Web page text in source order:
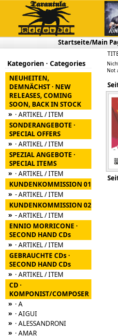
Startseite/Main
Kategorien · Categories
NEUHEITEN,
DEMNÄCHST · NEW
RELEASES, COMING
SOON, BACK IN STOCK
» · ARTIKEL / ITEM
SONDERANGEBOTE ·
SPECIAL OFFERS
» · ARTIKEL / ITEM
SPEZIAL ANGEBOTE ·
SPECIAL ITEMS
» · ARTIKEL / ITEM
KUNDENKOMMISSION 01
» - ARTIKEL / ITEM
KUNDENKOMMISSION 02
» - ARTIKEL / ITEM
ENNIO MORRICONE ·
SECOND HAND CDs
» · ARTIKEL / ITEM
GEBRAUCHTE CDs ·
SECOND HAND CDs
» · ARTIKEL / ITEM
CD ·
KOMPONIST/COMPOSER
» · A
» · AIGUI
» · ALESSANDRONI
» · AMAR
Not